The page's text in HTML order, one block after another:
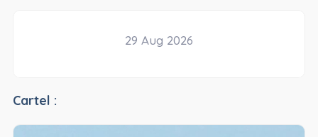
29 Aug 2026
Cartel :